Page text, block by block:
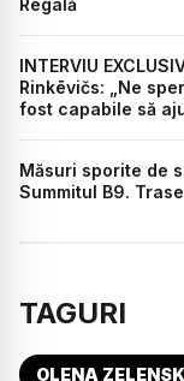
INTERVIU
Rinkēvičs: „Ne
fost capabile să
Măsuri sporite de
Summitul B9.
TAGURI
OLENA